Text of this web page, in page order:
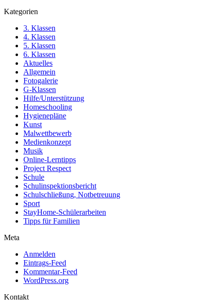
Kategorien
3. Klassen
4. Klassen
5. Klassen
6. Klassen
Aktuelles
Allgemein
Fotogalerie
G-Klassen
Hilfe/Unterstützung
Homeschooling
Hygienepläne
Kunst
Malwettbewerb
Medienkonzept
Musik
Online-Lerntipps
Project Respect
Schule
Schulinspektionsbericht
Schulschließung, Notbetreuung
Sport
StayHome-Schülerarbeiten
Tipps für Familien
Meta
Anmelden
Eintrags-Feed
Kommentar-Feed
WordPress.org
Kontakt